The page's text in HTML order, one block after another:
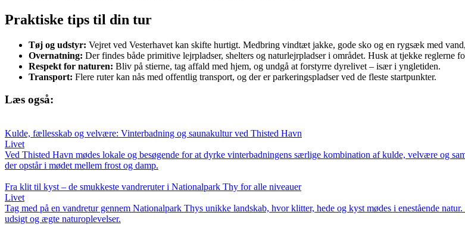
Praktiske tips til din tur
Tøj og udstyr: Vejret ved Vesterhavet kan skifte hurtigt. Medbring vindtæt jakke, gode sko og en rygsæk med
Overnatning: Der findes både primitive lejrpladser, shelters og naturlejrpladser i området. Husk at tjekke reglerne
Respekt for naturen: Bliv på stierne, tag affald med hjem, og undgå at forstyrre dyrelivet – især i yngletiden.
Transport: Flere ruter kan nås med offentlig transport, og der er parkeringspladser ved de fleste startpunkter.
Læs også:
Kulde, fællesskab og velvære: Vinterbadning og saunakultur ved Thisted Havn
Livet
Ved Thisted Havn mødes lokale og besøgende for at dyrke vinterbadningens særlige kombination af kulde, velvære og
der opstår i mødet mellem frost og damp.
Fra klit til kyst – de smukkeste vandreruter i Nationalpark Thy for alle niveauer
Livet
Tag med på en vandretur gennem Nationalpark Thys unikke landskab, hvor klitter, hede og kyst mødes i enestående
udsigt og ægte naturoplevelser.